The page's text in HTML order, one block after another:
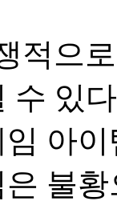
적으
수 있
아
불